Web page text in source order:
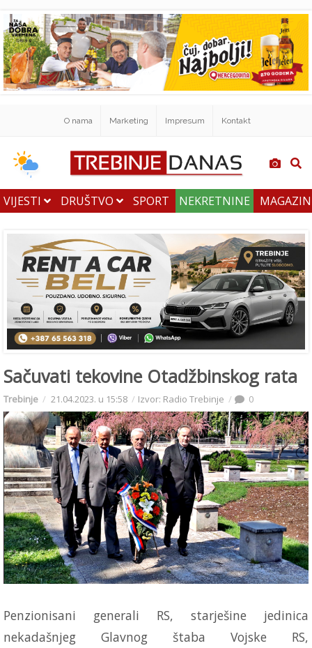
O nama Marketing Impresum Kontakt
VIJESTI DRUŠTVO SPORT NEKRETNINE
Sačuvati tekovine Otadžbinskog rata
Trebinje 21.04.2023. u 15:58 Izvor: Radio Trebinje 0
Penzionisani generali RS, starješine jedinica
nekadašnjeg Glavnog štaba Vojske RS,